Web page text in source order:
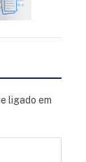
ligado em